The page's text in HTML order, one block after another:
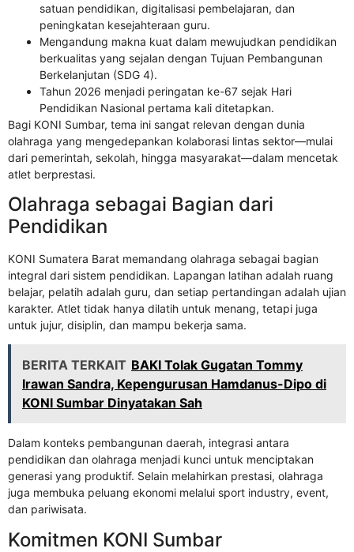
satuan pendidikan, digitalisasi pembelajaran, dan
peningkatan kesejahteraan guru.
Mengandung makna kuat dalam mewujudkan pendidikan
berkualitas yang sejalan dengan Tujuan Pembangunan
Berkelanjutan (SDG 4).
Tahun 2026 menjadi peringatan ke-67 sejak Hari
Pendidikan Nasional pertama kali ditetapkan.
Bagi KONI Sumbar, tema ini sangat relevan dengan dunia
olahraga yang mengedepankan kolaborasi lintas sektor—mulai
dari pemerintah, sekolah, hingga masyarakat—dalam mencetak
atlet berprestasi.
Olahraga sebagai Bagian dari
Pendidikan
KONI Sumatera Barat memandang olahraga sebagai bagian
integral dari sistem pendidikan. Lapangan latihan adalah ruang
belajar, pelatih adalah guru, dan setiap pertandingan adalah ujian
karakter. Atlet tidak hanya dilatih untuk menang, tetapi juga
untuk jujur, disiplin, dan mampu bekerja sama.
BERITA TERKAIT BAKI Tolak Gugatan Tommy
Irawan Sandra, Kepengurusan Hamdanus-Dipo di
KONI Sumbar Dinyatakan Sah
Dalam konteks pembangunan daerah, integrasi antara
pendidikan dan olahraga menjadi kunci untuk menciptakan
generasi yang produktif. Selain melahirkan prestasi, olahraga
juga membuka peluang ekonomi melalui sport industry, event,
dan pariwisata.
Komitmen KONI Sumbar